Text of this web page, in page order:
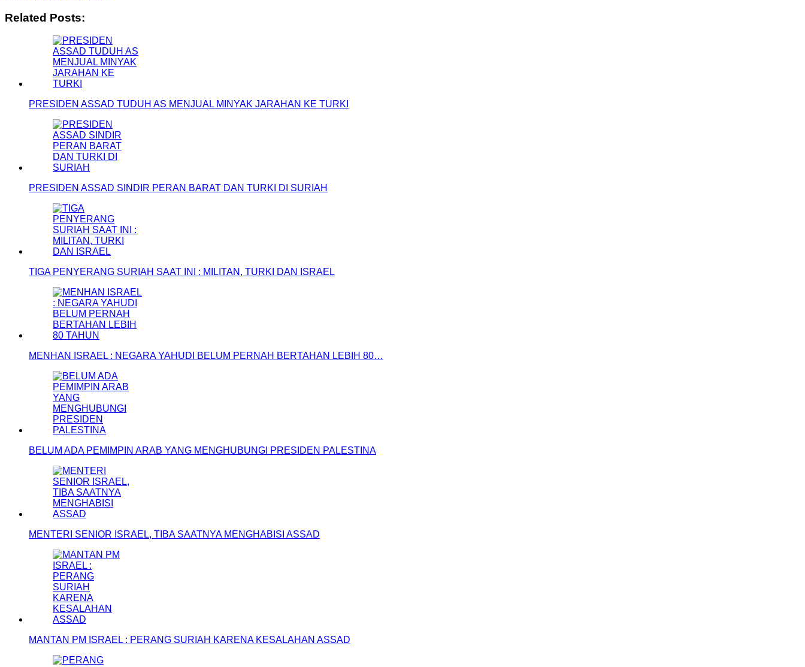
Related Posts:
PRESIDEN ASSAD TUDUH AS MENJUAL MINYAK JARAHAN KE TURKI
PRESIDEN ASSAD SINDIR PERAN BARAT DAN TURKI DI SURIAH
TIGA PENYERANG SURIAH SAAT INI : MILITAN, TURKI DAN ISRAEL
MENHAN ISRAEL : NEGARA YAHUDI BELUM PERNAH BERTAHAN LEBIH 80…
BELUM ADA PEMIMPIN ARAB YANG MENGHUBUNGI PRESIDEN PALESTINA
MENTERI SENIOR ISRAEL, TIBA SAATNYA MENGHABISI ASSAD
MANTAN PM ISRAEL : PERANG SURIAH KARENA KESALAHAN ASSAD